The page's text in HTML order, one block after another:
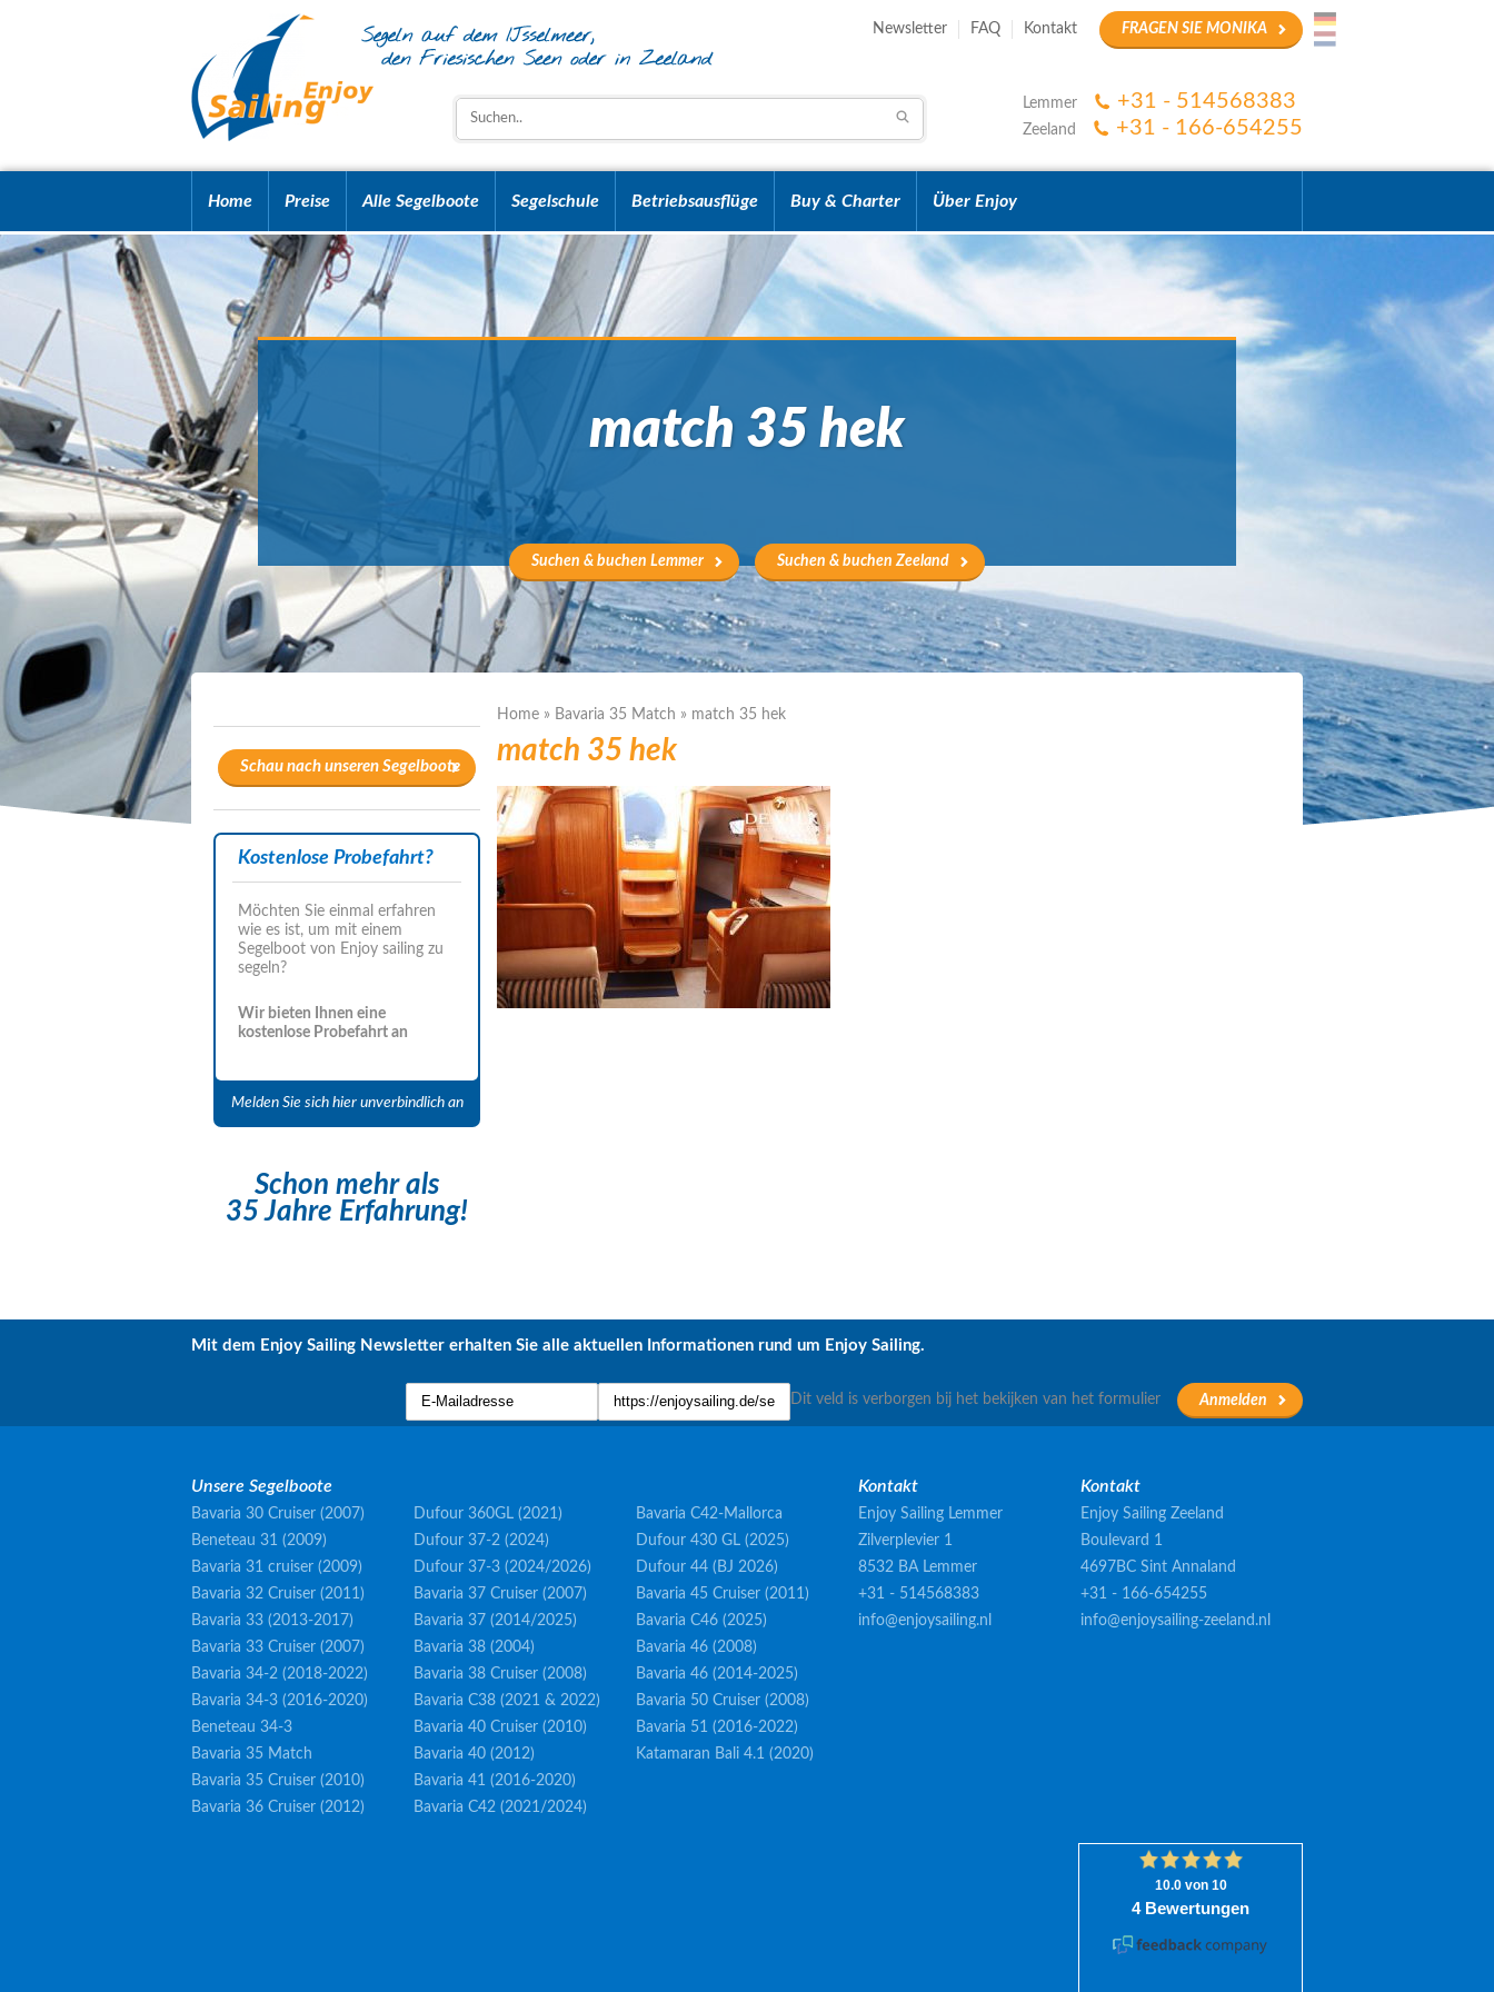
FRAGEN SIE MONIKA
Newsletter FAQ Kontakt
Lemmer +31 - 514568383
Zeeland +31 - 166-654255
Home Preise Alle Segelboote Segelschule Betriebsausflüge Buy & Charter Über Enjoy
match 35 hek
Suchen & buchen Lemmer Suchen & buchen Zeeland
Home » Bavaria 35 Match » match 35 hek
match 35 hek
Schau nach unseren Segelboote
Kostenlose Probefahrt?
Möchten Sie einmal erfahren
wie es ist, um mit einem
Segelboot von Enjoy sailing zu
segeln?
Wir bieten Ihnen eine
kostenlose Probefahrt an
Melden Sie sich hier unverbindlich an
Schon mehr als
35 Jahre Erfahrung!
Mit dem Enjoy Sailing Newsletter erhalten Sie alle aktuellen Informationen rund um Enjoy Sailing.
Dit veld is verborgen bij het bekijken van het formulier
Unsere Segelboote
Bavaria 30 Cruiser (2007)
Beneteau 31 (2009)
Bavaria 31 cruiser (2009)
Bavaria 32 Cruiser (2011)
Bavaria 33 (2013-2017)
Bavaria 33 Cruiser (2007)
Bavaria 34-2 (2018-2022)
Bavaria 34-3 (2016-2020)
Beneteau 34-3
Bavaria 35 Match
Bavaria 35 Cruiser (2010)
Bavaria 36 Cruiser (2012)
Dufour 360GL (2021)
Dufour 37-2 (2024)
Dufour 37-3 (2024/2026)
Bavaria 37 Cruiser (2007)
Bavaria 37 (2014/2025)
Bavaria 38 (2004)
Bavaria 38 Cruiser (2008)
Bavaria C38 (2021 & 2022)
Bavaria 40 Cruiser (2010)
Bavaria 40 (2012)
Bavaria 41 (2016-2020)
Bavaria C42 (2021/2024)
Bavaria C42-Mallorca
Dufour 430 GL (2025)
Dufour 44 (BJ 2026)
Bavaria 45 Cruiser (2011)
Bavaria C46 (2025)
Bavaria 46 (2008)
Bavaria 46 (2014-2025)
Bavaria 50 Cruiser (2008)
Bavaria 51 (2016-2022)
Katamaran Bali 4.1 (2020)
Kontakt
Enjoy Sailing Lemmer
Zilverplevier 1
8532 BA Lemmer
+31 - 514568383
info@enjoysailing.nl
Kontakt
Enjoy Sailing Zeeland
Boulevard 1
4697BC Sint Annaland
+31 - 166-654255
info@enjoysailing-zeeland.nl